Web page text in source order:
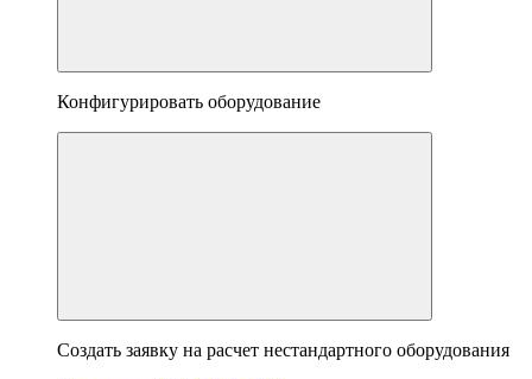
Конфигурировать оборудование
Создать заявку на расчет нестандартного оборудования